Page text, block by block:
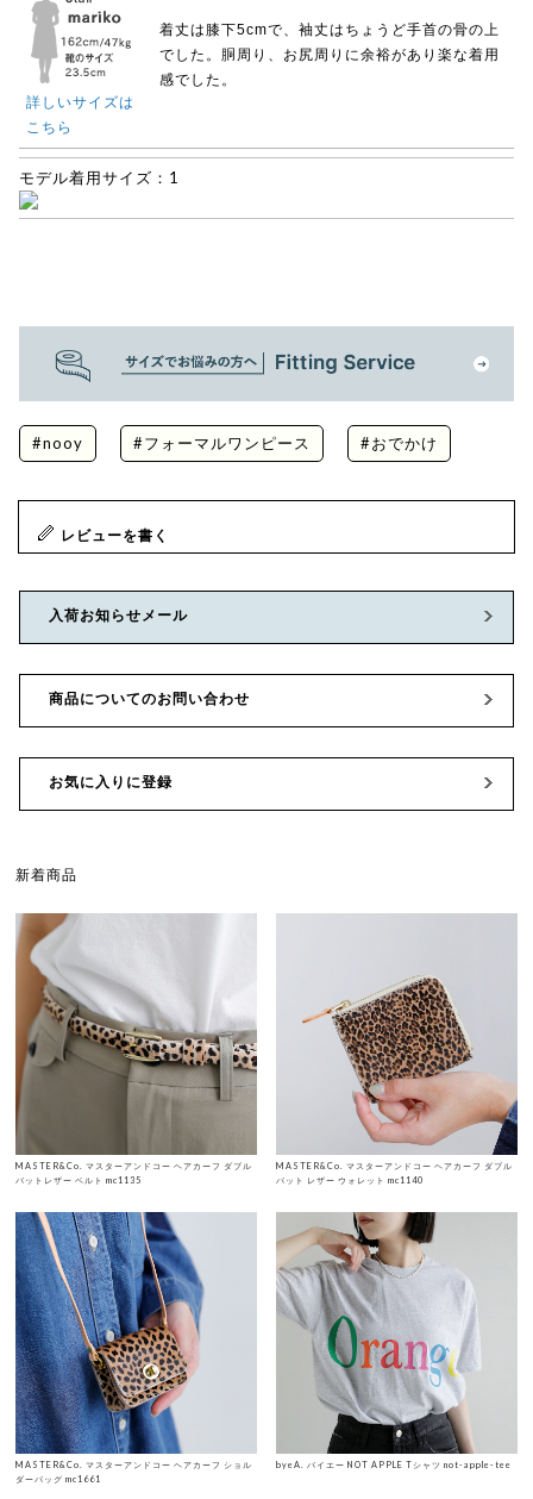
詳しいサイズは
こちら
着丈は膝下5cmで、袖丈はちょうど手首の骨の上
でした。胴周り、お尻周りに余裕があり楽な着用
感でした。
モデル着用サイズ：1
#nooy #フォーマルワンピース #おでかけ
レビューを書く
入荷お知らせメール
商品についてのお問い合わせ
お気に入りに登録
新着商品
MASTER&Co. マスターアンドコー ヘアカーフ ダブル
バットレザー ベルト mc1135
MASTER&Co. マスターアンドコー ヘアカーフ ダブル
バット レザー ウォレット mc1140
MASTER&Co. マスターアンドコー ヘアカーフ ショル
ダーバッグ mc1661
byeA. バイエー NOT APPLE Tシャツ not-apple-tee